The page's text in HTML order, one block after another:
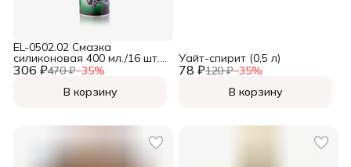
306 ₽470 ₽−35%
EL-0502.02 Смазка
силиконовая 400 мл./16 шт.
(аэрозоль),
В корзину
78 ₽120 ₽−35%
Уайт-спирит (0,5 л)
В корзину